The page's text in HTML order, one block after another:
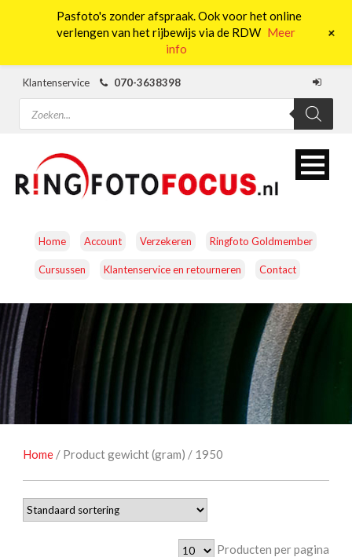
Klantenservice
070-3638398
Producten
zoeken
Home Account Verzekeren Ringfoto Goldmember
Cursussen Klantenservice en retourneren Contact
CAMERA’S OBJECTIEVEN ACCESSOIRES
NATUUROBSERVATIE
STUDIOFOTOGRAFIE
Home / Product gewicht (gram) / 1950
Producten per pagina
Pasfoto's zonder afspraak. Ook voor het online
verlengen van het rijbewijs via de RDW Meer
info
+